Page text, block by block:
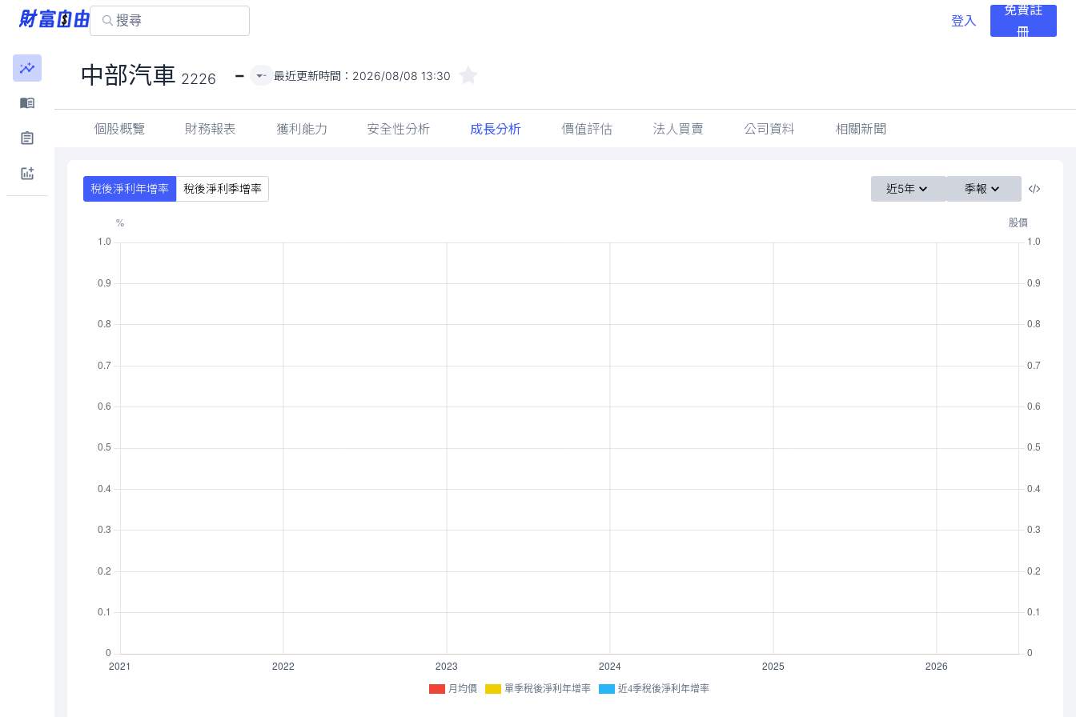
登入
免費註
冊
中部汽車 2226 - - 最近更新時間： 2026/08/08 13:30
個股概覽 財務報表 獲利能力 安全性分析 成長分析 價值評估 法人買賣 公司資料 相關新聞
稅後淨利年增率 稅後淨利季增率 近5年 季報
月均價 單季稅後淨利年增率 近4季稅後淨利年增率